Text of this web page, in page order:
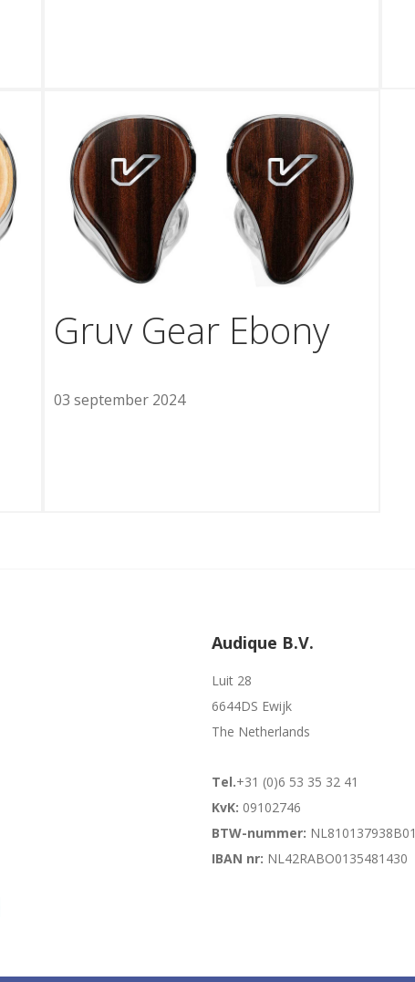
Gruv Gear Ebony
03 september 2024
Audique B.V.
Luit 28
6644DS Ewijk
The Netherlands
Tel.+31 (0)6 53 35 32 41
KvK: 09102746
BTW-nummer: NL810137938B01
IBAN nr: NL42RABO0135481430